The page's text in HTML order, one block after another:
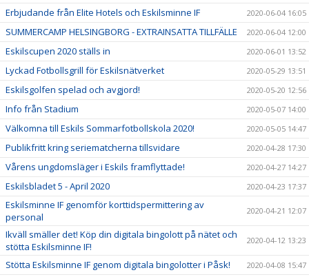
Erbjudande från Elite Hotels och Eskilsminne IF 2020-06-04 16:05
SUMMERCAMP HELSINGBORG - EXTRAINSATTA TILLFÄLLE 2020-06-04 12:00
Eskilscupen 2020 ställs in 2020-06-01 13:52
Lyckad Fotbollsgrill för Eskilsnätverket 2020-05-29 13:51
Eskilsgolfen spelad och avgjord! 2020-05-20 12:56
Info från Stadium 2020-05-07 14:00
Välkomna till Eskils Sommarfotbollskola 2020! 2020-05-05 14:47
Publikfritt kring seriematcherna tillsvidare 2020-04-28 17:30
Vårens ungdomsläger i Eskils framflyttade! 2020-04-27 14:27
Eskilsbladet 5 - April 2020 2020-04-23 17:37
Eskilsminne IF genomför korttidspermittering av
personal
2020-04-21 12:07
Ikväll smäller det! Köp din digitala bingolott på nätet och
stötta Eskilsminne IF!
2020-04-12 13:23
Stötta Eskilsminne IF genom digitala bingolotter i Påsk! 2020-04-08 15:47